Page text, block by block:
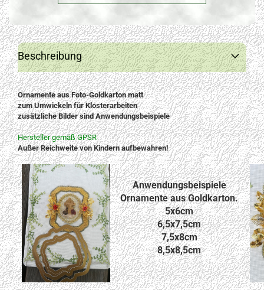
Beschreibung
Ornamente aus Foto-Goldkarton matt
zum Umwickeln für Klosterarbeiten
zusätzliche Bilder sind Anwendungsbeispiele
Hersteller gemäß GPSR
Außer Reichweite von Kindern aufbewahren!
Anwendungsbeispiele
Ornamente aus Goldkarton.
5x6cm
6,5x7,5cm
7,5x8cm
8,5x8,5cm